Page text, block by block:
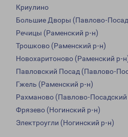
Криулино
Большие Дворы (Павлово-
Речицы (Раменский р-н)
Трошково (Раменский р-н)
Новохаритоново (Раменский р-
Павловский Посад (Павлово-
Гжель (Раменский р-н)
Рахманово (Павлово-Посадский
Фрязево (Ногинский р-н)
Электроугли (Ногинский р-н)